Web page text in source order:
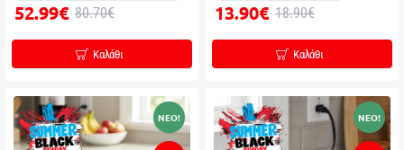
52.99€ 80.70€
Καλάθι
13.90€ 18.90€
Καλάθι
NEO! NEO!